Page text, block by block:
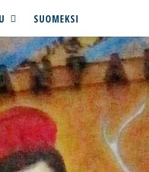
SUOMEKSI